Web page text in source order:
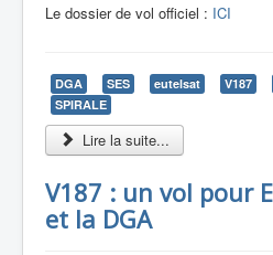
Le dossier de vol officiel : ICI
DGA SES eutelsat V187
SPIRALE
Lire la suite...
V187 : un vol pour
et la DGA